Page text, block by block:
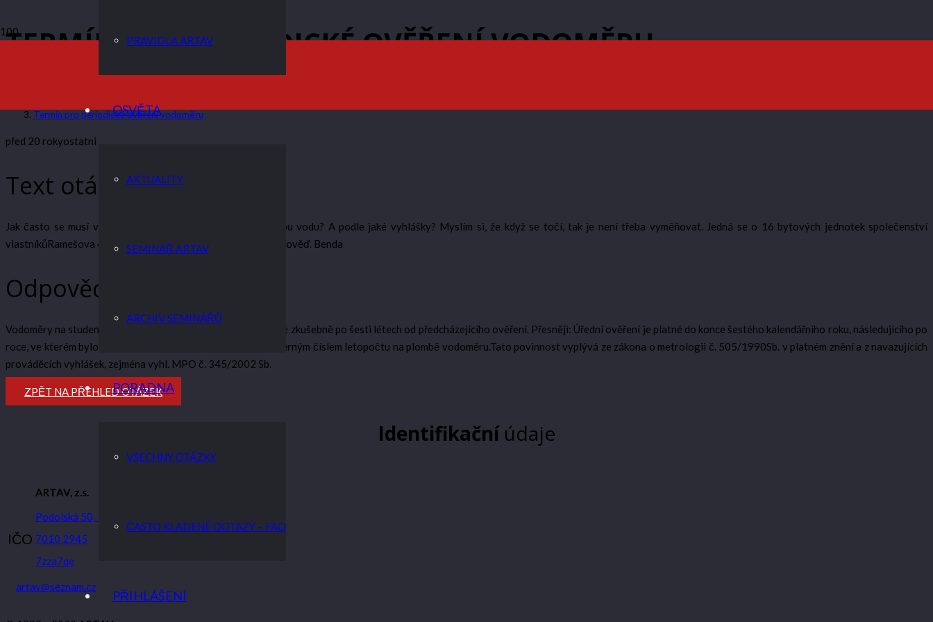
PRAVIDLA ARTAV
OSVĚTA
AKTUALITY
SEMINÁŘ ARTAV
ARCHIV SEMINÁŘŮ
PORADNA
VŠECHNY OTÁZKY
ČASTO KLADENÉ DOTAZY – FAQ
PŘIHLÁŠENÍ
TERMÍN PRO PERIODICKÉ OVĚŘENÍ VODOMĚRU
Termín pro periodické ověření vodoměru
před 20 rokyostatni
Text otázky
Jak často se musí vyměňovat bytové vodoměry na studenou vodu? A podle jaké vyhlášky? Myslím si, že když se točí, tak je není třeba vyměňovat. Jedná se o 16 bytových jednotek společenství
vlastníkůRamešova 4, 612 00 Brno.Děkuji předem za vaši odpověď. Benda
Odpověď na otázku
Vodoměry na studenou vodu se musí ověřovat v autorizované zkušebně po šesti létech od předcházejícího ověření. Přesněji: Úřední ověření je platné do konce šestého kalendářního roku, následujícího po
roce, ve kterém bylo provedeno, a který je vyznačen dvouciferným číslem letopočtu na plombě vodoměru.Tato povinnost vyplývá ze zákona o metrologii č. 505/1990Sb. v platném znění a z navazujících
prováděcích vyhlášek, zejména vyhl. MPO č. 345/2002 Sb.
ZPĚT NA PŘEHLED OTÁZEK
Identifikačníúdaje
ARTAV, z.s.
Podolská 50, 147 00 Praha 4
IČO 7010 2945
7zza7qe
artav@seznam.cz